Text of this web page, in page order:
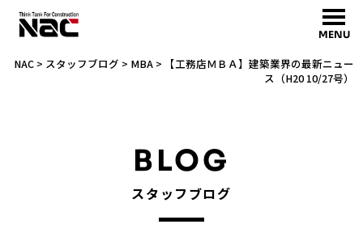
MENU
NAC> スタッフブログ > MBA>
【工務店ＭＢＡ】建築業界の最新ニュー
ス（H20 10/27号）
BLOG
スタッフブログ